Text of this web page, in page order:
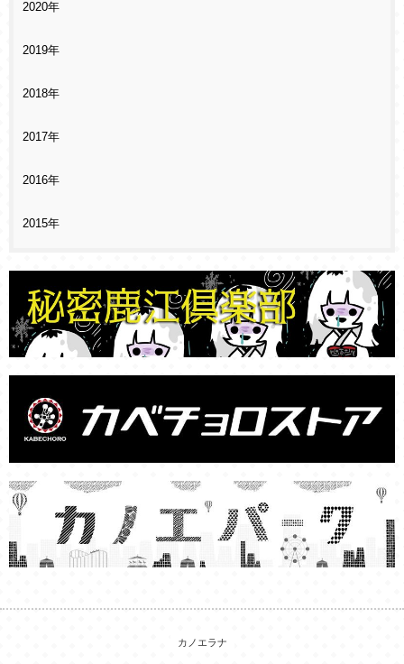
2020年
2019年
2018年
2017年
2016年
2015年
カノエラナ